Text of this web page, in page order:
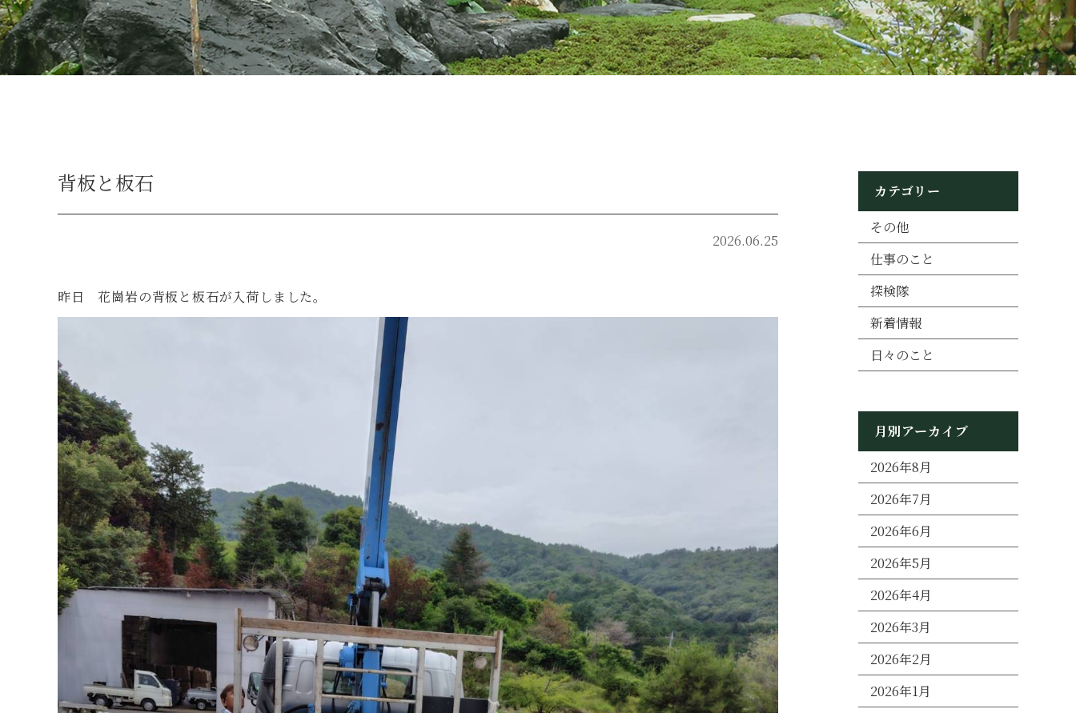
背板と板石
2026.06.25
昨日 花崗岩の背板と板石が入荷しました。
カテゴリー
その他
仕事のこと
探検隊
新着情報
日々のこと
月別アーカイブ
2026年8月
2026年7月
2026年6月
2026年5月
2026年4月
2026年3月
2026年2月
2026年1月